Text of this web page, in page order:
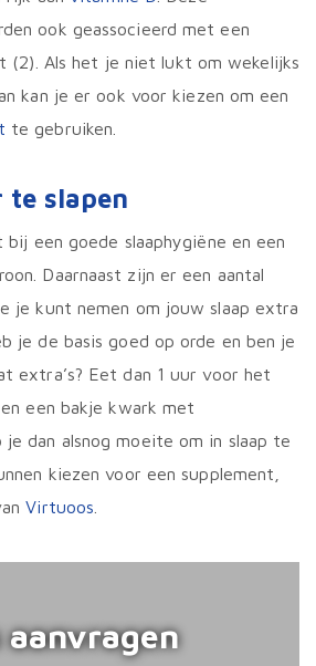
ook geassocieerd met een
(2). Als het je niet lukt om wekelijks
kan je er ook voor kiezen om een
te gebruiken.
te slapen
bij een goede slaaphygiëne en een
Daarnaast zijn er een aantal
je kunt nemen om jouw slaap extra
je de basis goed op orde en ben je
extra’s? Eet dan 1 uur voor het
een bakje kwark met
dan alsnog moeite om in slaap te
kiezen voor een supplement,
Virtuoos
aanvragen